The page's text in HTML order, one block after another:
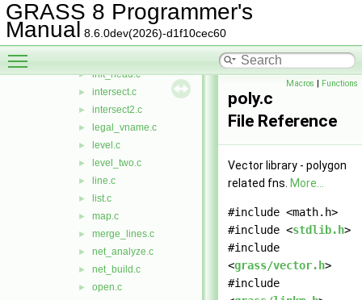
GRASS 8 Programmer's
Manual 8.6.0dev(2026)-d1f10cec60
► handler.c
► header.c
► header_finfo.c
► init_head.c
► intersect.c
► intersect2.c
► legal_vname.c
► level.c
► level_two.c
► line.c
► list.c
► map.c
► merge_lines.c
► net_analyze.c
► net_build.c
► open.c
Macros | Functions
poly.c
File Reference
Vector library - polygon
related fns. More...
#include <math.h>
#include <stdlib.h>
#include
<grass/vector.h>
#include